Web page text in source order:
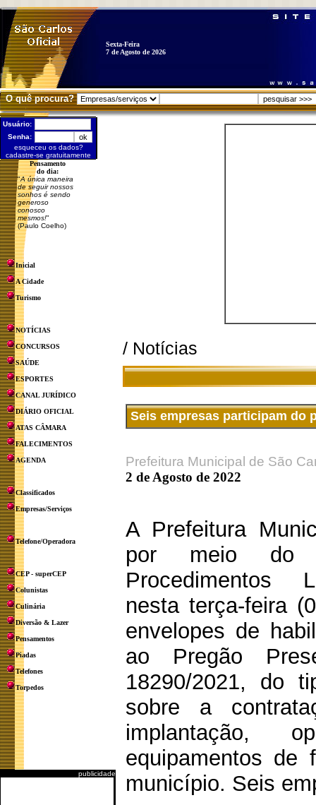
Sexta-Feira
7 de Agosto de 2026
O quê procura?
Usuário:
Senha:
esqueceu os dados?
cadastre-se gratuitamente
Pensamento
do dia:
"A única maneira
de seguir nossos
sonhos é sendo
generoso
conosco
mesmos!"
(Paulo Coelho)
Inicial
A Cidade
Turismo
NOTÍCIAS
CONCURSOS
SAÚDE
ESPORTES
CANAL JURÍDICO
DIÁRIO OFICIAL
ATAS CÂMARA
FALECIMENTOS
AGENDA
Classificados
Empresas/Serviços
Telefone/Operadora
CEP - superCEP
Colunistas
Culinária
Diversão & Lazer
Pensamentos
Piadas
Telefones
Torpedos
publicidade
/ Notícias
Seis empresas participam do
Prefeitura Municipal de São
2 de Agosto de 2022
A Prefeitura
por meio do
Procedimentos
nesta terça-feira
envelopes de
ao Pregão
18290/2021, do
sobre a
implantação,
equipamentos de
município. Seis